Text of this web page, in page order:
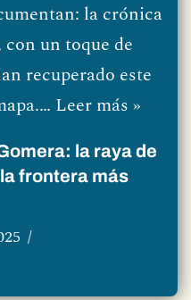
la crónica
un toque de
recuperado este
Leer más »
la raya de
frontera más